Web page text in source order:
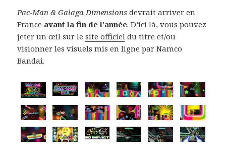
Pac-Man & Galaga Dimensions devrait arriver en
France avant la fin de l’année. D’ici là, vous pouvez
jeter un œil sur lesite officiel du titre et/ou
visionner les visuels mis en ligne par Namco
Bandai.